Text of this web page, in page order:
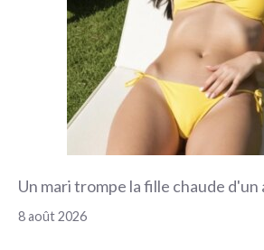
Un mari trompe la fille chaude d'un
8 août 2026